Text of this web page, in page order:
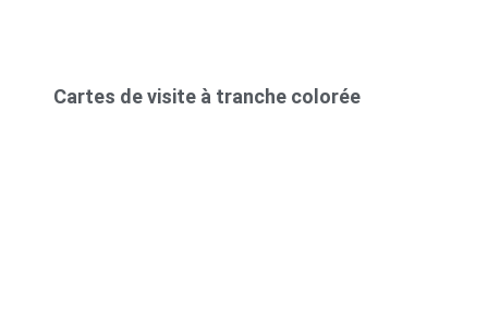
Cartes de visite à tranche colorée